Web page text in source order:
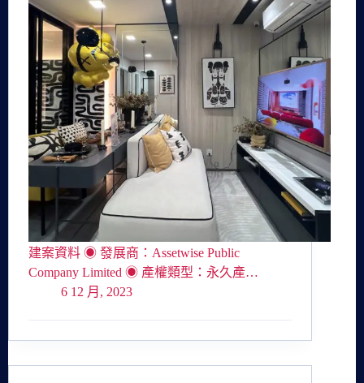
建案資料 ◉ 發展商：Assetwise Public
Company Limited ◉ 產權類型：永久產…
6 12 月, 2023